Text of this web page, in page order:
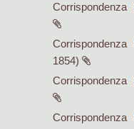
Corrispondenza
Corrispondenza
1854)
Corrispondenza
Corrispondenza